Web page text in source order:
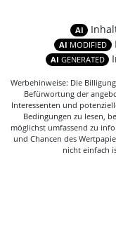
AI
AI MODIFIED
AI GENERATED
Werbehinweise: Die
Befürwortung der
Interessenten und
Bedingungen zu lesen,
möglichst umfassend zu
und Chancen des
nicht einfach